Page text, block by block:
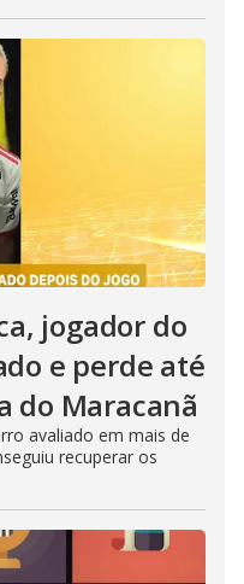
jogador do
e perde até
do Maracanã
avaliado em mais de
recuperar os